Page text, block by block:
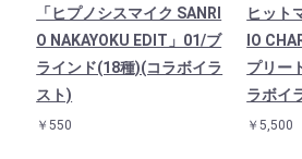
「ヒプノシスマイク SANRI
O NAKAYOKU EDIT」01/ブ
ラインド(18種)(コラボイラ
スト)
￥550
ヒット
IO
プリー
ラボイ
￥5,500